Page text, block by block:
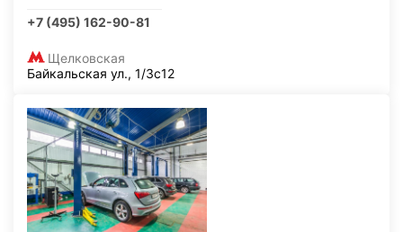
+7 (495) 162-90-81
Щелковская
Байкальская ул., 1/3с12